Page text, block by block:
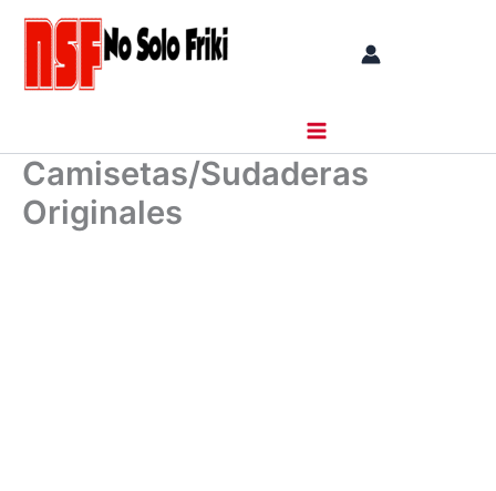
contenido
Camisetas/Sudaderas
Originales